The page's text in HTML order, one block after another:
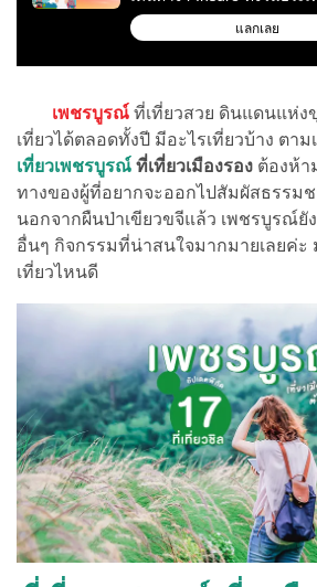
เพชรบูรณ์ ที่เที่ยวสวย ดินแดนแห่ง
เที่ยวได้ตลอดทั้งปี มีอะไรเที่ยวบ้าง ตาม
เที่ยวเพชรบูรณ์ ที่เที่ยวเมืองรอง ต้องห้า
ทางของผู้ที่อยากจะออกไปสัมผัสธรรม
นอกจากผืนป่าเขียวขจีแล้ว เพชรบูรณ์ยั
อื่นๆ กิจกรรมที่น่าสนใจมากมายเลยค่
เที่ยวไหนดี